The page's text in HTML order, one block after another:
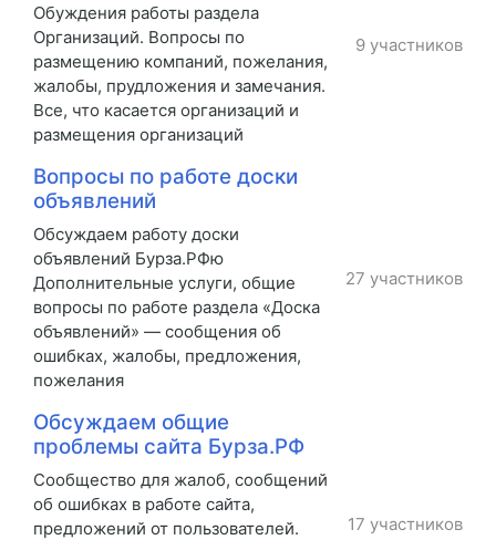
Обуждения работы раздела
Организаций. Вопросы по
размещению компаний, пожелания,
жалобы, прудложения и замечания.
Все, что касается организаций и
размещения организаций
9 участников
Вопросы по работе доски
объявлений
Обсуждаем работу доски
объявлений Бурза.РФю
Дополнительные услуги, общие
вопросы по работе раздела «Доска
объявлений» — сообщения об
ошибках, жалобы, предложения,
пожелания
27 участников
Обсуждаем общие
проблемы сайта Бурза.РФ
Сообщество для жалоб, сообщений
об ошибках в работе сайта,
предложений от пользователей.
17 участников